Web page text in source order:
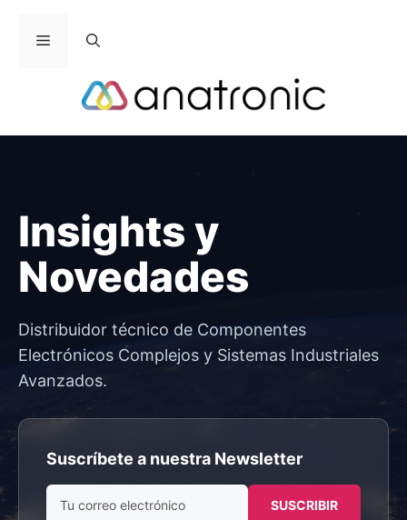
Menú
Insights y
Novedades
Distribuidor técnico de Componentes
Electrónicos Complejos y Sistemas Industriales
Avanzados.
Suscríbete a nuestra Newsletter